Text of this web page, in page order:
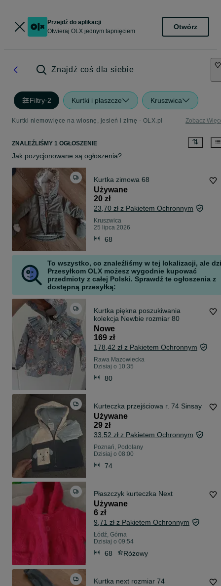
Przejdź do aplikacji
Otwieraj OLX jednym tapnięciem
Otwórz
Znajdź coś dla siebie
Filtry·2 Kurtki i płaszcze Kruszwica
Kurtki niemowlęce na wiosnę, jesień i zimę - OLX.pl Zobacz
ZNALEŹLIŚMY 1 OGŁOSZENIE
Jak pozycjonowane są ogłoszenia?
Kurtka zimowa 68
Używane
20 zł
23,70 zł z Pakietem Ochronnym
Kruszwica
25 lipca 2026
68
To wszystko, co znaleźliśmy w tej lokalizacji, ale
Przesyłkom OLX możesz wygodnie kupować
przedmioty z całej Polski. Sprawdź te ogłoszenia z
dostępną przesyłką:
Kurtka piękna poszukiwania
kolekcja Newbie rozmiar 80
Nowe
169 zł
178,42 zł z Pakietem Ochronnym
Rawa Mazowiecka
Dzisiaj o 10:35
80
Kurteczka przejściowa r. 74 Sinsay
Używane
29 zł
33,52 zł z Pakietem Ochronnym
Poznań, Podolany
Dzisiaj o 08:00
74
Płaszczyk kurteczka Next
Używane
6 zł
9,71 zł z Pakietem Ochronnym
Łódź, Górna
Dzisiaj o 09:54
68 Różowy
Kurtka next rozmiar 74